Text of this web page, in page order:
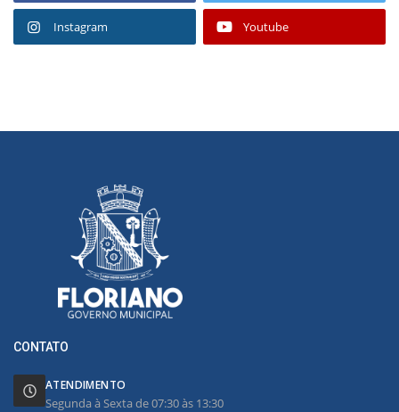
Instagram Youtube
CONTATO
ATENDIMENTO
Segunda à Sexta de 07:30 às 13:30